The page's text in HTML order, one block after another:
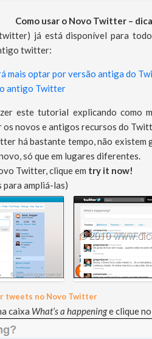
Como usar o Novo Twitter –
já está disponível para
twitter:
mais optar por versão antiga do
antigo Twitter
este tutorial explicando como
os novos e antigos recursos do
há bastante tempo, não existem
só que em lugares diferentes.
Twitter, clique em try it now!
para ampliá-las)
tweets no Novo Twitter
caixa What’s a happeninge clique no